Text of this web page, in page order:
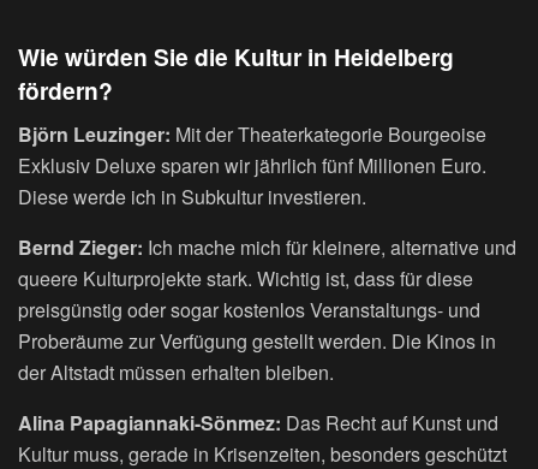
Wie würden Sie die Kultur in Heidelberg
fördern?
Björn Leuzinger: Mit der Theaterkategorie Bourgeoise
Exklusiv Deluxe sparen wir jährlich fünf Millionen Euro.
Diese werde ich in Subkultur investieren.
Bernd Zieger: Ich mache mich für kleinere, alternative und
queere Kulturprojekte stark. Wichtig ist, dass für diese
preisgünstig oder sogar kostenlos Veranstaltungs- und
Proberäume zur Verfügung gestellt werden. Die Kinos in
der Altstadt müssen erhalten bleiben.
Alina Papagiannaki-Sönmez: Das Recht auf Kunst und
Kultur muss, gerade in Krisenzeiten, besonders geschützt